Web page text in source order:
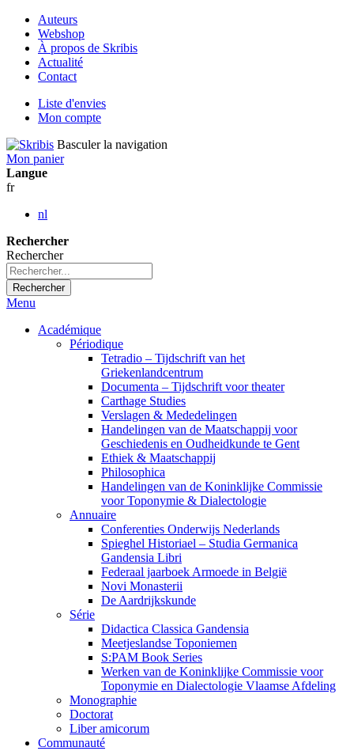
Auteurs
Webshop
À propos de Skribis
Actualité
Contact
Liste d'envies
Mon compte
Basculer la navigation
Mon panier
Langue
fr
nl
Rechercher
Rechercher
Rechercher
Menu
Académique
Périodique
Tetradio – Tijdschrift van het
Griekenlandcentrum
Documenta – Tijdschrift voor theater
Carthage Studies
Verslagen & Mededelingen
Handelingen van de Maatschappij voor
Geschiedenis en Oudheidkunde te Gent
Ethiek & Maatschappij
Philosophica
Handelingen van de Koninklijke Commissie
voor Toponymie & Dialectologie
Annuaire
Conferenties Onderwijs Nederlands
Spieghel Historiael – Studia Germanica
Gandensia Libri
Federaal jaarboek Armoede in België
Novi Monasterii
De Aardrijkskunde
Série
Didactica Classica Gandensia
Meetjeslandse Toponiemen
S:PAM Book Series
Werken van de Koninklijke Commissie voor
Toponymie en Dialectologie Vlaamse Afdeling
Monographie
Doctorat
Liber amicorum
Communauté